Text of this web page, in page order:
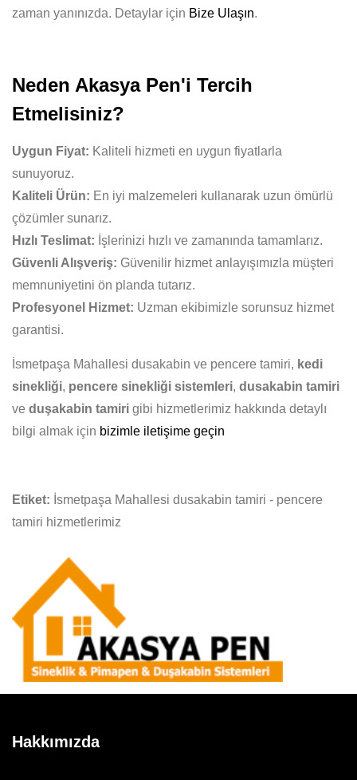
zaman yanınızda. Detaylar için Bize Ulaşın.
Neden Akasya Pen'i Tercih
Etmelisiniz?
Uygun Fiyat: Kaliteli hizmeti en uygun fiyatlarla
sunuyoruz.
Kaliteli Ürün: En iyi malzemeleri kullanarak uzun ömürlü
çözümler sunarız.
Hızlı Teslimat: İşlerinizi hızlı ve zamanında tamamlarız.
Güvenli Alışveriş: Güvenilir hizmet anlayışımızla müşteri
memnuniyetini ön planda tutarız.
Profesyonel Hizmet: Uzman ekibimizle sorunsuz hizmet
garantisi.
İsmetpaşa Mahallesi dusakabin ve pencere tamiri, kedi
sinekliği, pencere sinekliği sistemleri, dusakabin tamiri
ve duşakabin tamiri gibi hizmetlerimiz hakkında detaylı
bilgi almak için bizimle iletişime geçin
Etiket: İsmetpaşa Mahallesi dusakabin tamiri - pencere
tamiri hizmetlerimiz
Hakkımızda